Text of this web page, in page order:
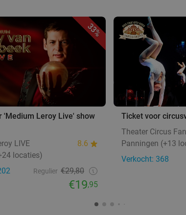
33%
'Medium Leroy Live' show
LIVE
8.6
locaties)
Regulier €29,80
€19,95
Ticket voor
Theater Circus
Panningen (+13
Verkocht: 368